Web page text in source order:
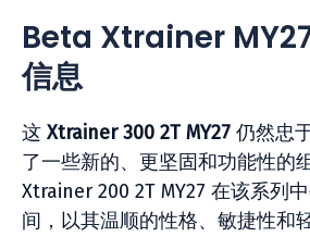
Beta Xtrainer
信息
这 Xtrainer 300 2T MY27 仍然忠
了一些新的、更坚固和功能性的
Xtrainer 200 2T MY27 在该系列
间，以其温顺的性格、敏捷性和